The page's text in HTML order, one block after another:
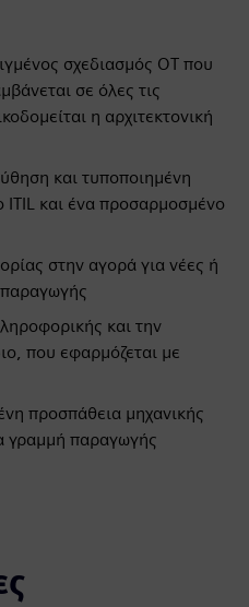
σχεδιασμός OT που
σε όλες τις
η αρχιτεκτονική
και τυποποιημένη
ITIL και ένα προσαρμοσμένο
στην αγορά για νέες ή
και την
που εφαρμόζεται με
προσπάθεια μηχανικής
γραμμή παραγωγής